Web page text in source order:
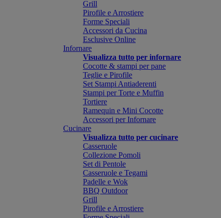
Grill
Pirofile e Arrostiere
Forme Speciali
Accessori da Cucina
Esclusive Online
Infornare
Visualizza tutto per infornare
Cocotte & stampi per pane
Teglie e Pirofile
Set Stampi Antiaderenti
Stampi per Torte e Muffin
Tortiere
Ramequin e Mini Cocotte
Accessori per Infornare
Cucinare
Visualizza tutto per cucinare
Casseruole
Collezione Pomoli
Set di Pentole
Casseruole e Tegami
Padelle e Wok
BBQ Outdoor
Grill
Pirofile e Arrostiere